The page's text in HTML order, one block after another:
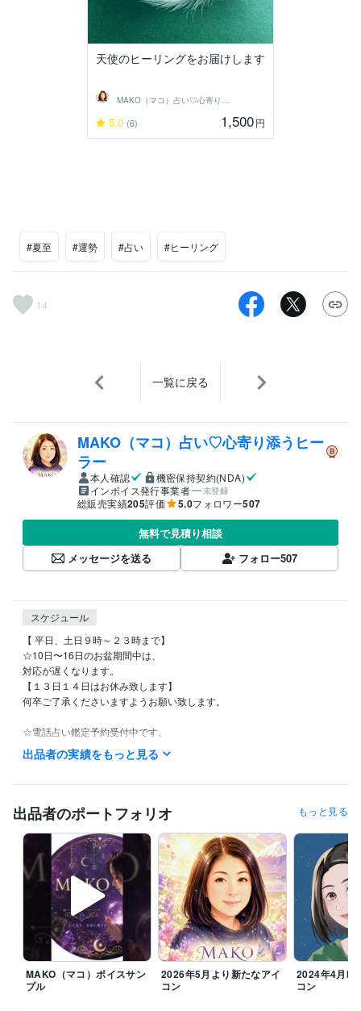
天使のヒーリングをお届けします
5.0 (6) 1,500円
#夏至 #運勢 #占い #ヒーリング
14
一覧に戻る
MAKO（マコ）占い♡心寄り添うヒー
ラー
本人確認
機密保持契約(NDA)
インボイス発行事業者
未登録
総販売実績205評価 5.0フォロワー507
無料で見積り相談
メッセージを送る
フォロー507
スケジュール
【 平日、土日９時～２３時まで】
☆10日〜16日のお盆期間中は、
対応が遅くなります。
【１３日１４日はお休み致します】
何卒ご了承くださいますようお願い致します。
☆電話占い鑑定予約受付中です。
お気軽にお声掛け下さい。
不定休です。
お時間のご了承くださいませ。
どうぞ宜しくお願い致しますm(_ _)m
▲注意▲
また、ご確認の返信がいただけません場合。
鑑定をお届けしましてから、お返事いただけないまま48時間で、正式な
納品をお出しさせていただきます。
何卒ご了承くださいませ。
主婦業のスキマにいつでも対応可能です(*˘︶˘*).｡*♡
『心のままに生きること』決してわがままでなく自分らしく日々一生懸
出品者の実績をもっと見る
出品者のポートフォリオ もっと見る
MAKO（マコ）ボイスサン
プル
2026年5月より新たなアイ
コン
2024年4月
コン